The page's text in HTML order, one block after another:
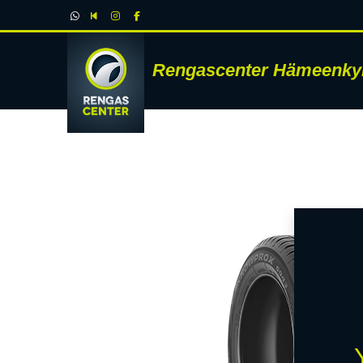
Rengascenter